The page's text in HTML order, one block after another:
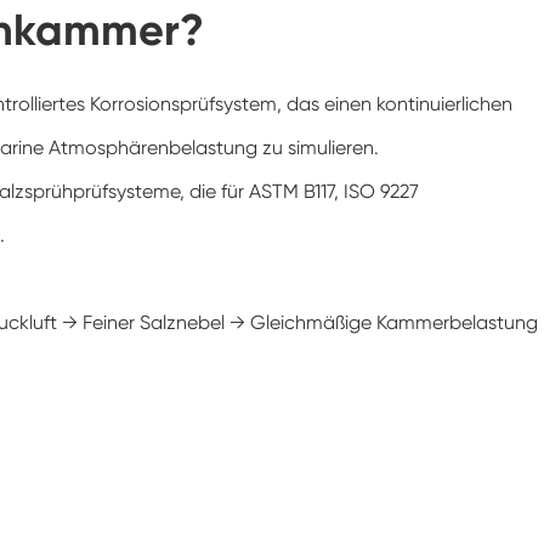
Klimaanlagen kammer mit negativer
Temperatur
klimatische Test kammer
Temperatur-Höhen-Kammer
Feuchte Wärme kammer
PV-Panel-Prüfgeräte
Korrosionsprüfsystem, das einen kontinuierlichen
Atmosphärenbelastung zu simulieren.
die für ASTM B117, ISO 9227
→ Feiner Salznebel → Gleichmäßige Kammerbelastung